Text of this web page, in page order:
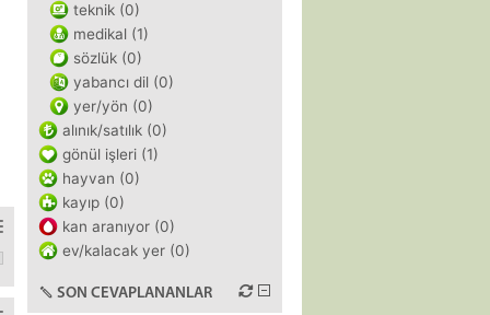
zekaya sordum 65 al diyor. Bir yapay zekaya sordum 70 al
teknik (0)
medikal (1)
sözlük (0)
yabancı dil (0)
yer/yön (0)
alınık/satılık (0)
gönül işleri (1)
hayvan (0)
kayıp (0)
kan aranıyor (0)
ev/kalacak yer (0)
SON CEVAPLANANLAR